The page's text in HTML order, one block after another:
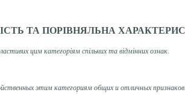
ТА ПОРІВНЯЛЬНА
цим категоріям спільних та відмінних ознак.
этим категориям общих и отличных признаков.